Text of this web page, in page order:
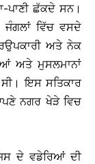
ਪਾਣੀ ਛੱਕਦੇ ਸਨ।
ਜੰਗਲਾਂ ਵਿੱਚ ਵਸਦੇ
ਅਤੇ ਨੇਕ
ਅਤੇ ਮੁਸਲਮਾਨਾਂ
ਸੀ। ਇਸ ਸਤਿਕਾਰ
ਨਗਰ ਖੇੜੇ ਵਿਚ
ਦੇ ਵਡੇਰਿਆਂ ਦੀ